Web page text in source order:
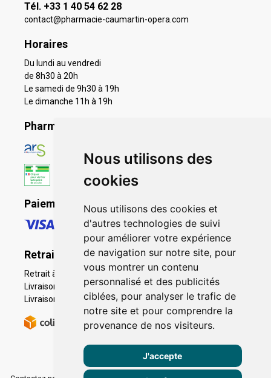
Nous utilisons des
cookies
Nous utilisons des cookies et
d'autres technologies de suivi
pour améliorer votre expérience
de navigation sur notre site, pour
vous montrer un contenu
personnalisé et des publicités
ciblées, pour analyser le trafic de
notre site et pour comprendre la
provenance de nos visiteurs.
J'accepte
Tél. +33 1 40 54 62 28
contact@pharmacie-caumartin-opera.com
Horaires
Du lundi au vendredi
de 8h30 à 20h
Le samedi de 9h30 à 19h
Le dimanche 11h à 19h
Pharmacie en ligne agréée
Paiement sécurisé
Retrait - Livraison
Retrait à la pharmacie - Click & Collect
Livraison en Point Relais
Livraison à domicile